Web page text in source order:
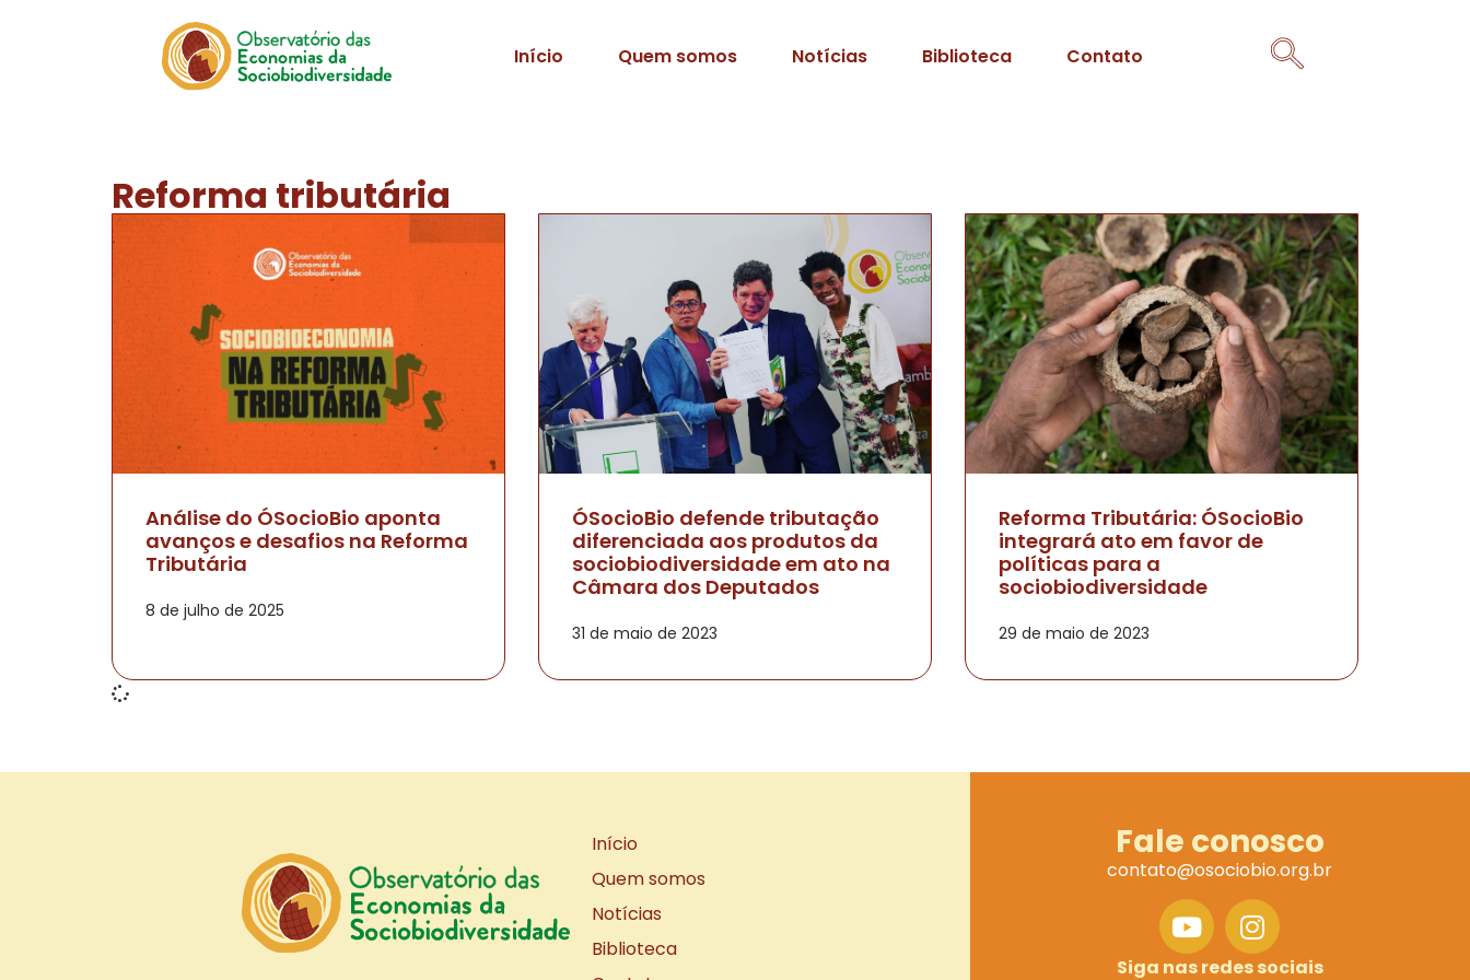
Início Quem somos Notícias Biblioteca Contato
Reforma tributária
Análise do ÓSocioBio aponta
avanços e desafios na Reforma
Tributária
8 de julho de 2025
ÓSocioBio defende tributação
diferenciada aos produtos da
sociobiodiversidade em ato na
Câmara dos Deputados
31 de maio de 2023
Reforma Tributária: ÓSocioBio
integrará ato em favor de
políticas para a
sociobiodiversidade
29 de maio de 2023
Início
Quem somos
Notícias
Biblioteca
Fale conosco
contato@osociobio.org.br
Siga nas redes sociais